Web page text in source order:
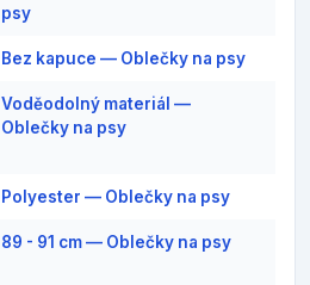
psy
Bez kapuce — Oblečky na psy
Voděodolný materiál —
Oblečky na psy
Polyester — Oblečky na psy
89 - 91 cm — Oblečky na psy